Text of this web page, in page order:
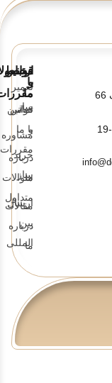
تعمیر
ساز
مشاوره
خرید
ساز
ارسال
بین
المللی
قوانین
و
قوانین
و
مقررات
سوالات
متداول
درباره
ما
ارتباط
با
ما
تماس
با ما
درباره
ما
مقالات